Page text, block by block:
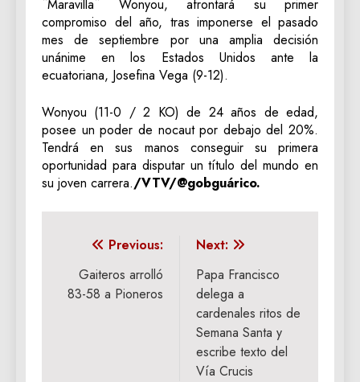
¨Maravilla¨ Wonyou, afrontará su primer
compromiso del año, tras imponerse el pasado
mes de septiembre por una amplia decisión
unánime en los Estados Unidos ante la
ecuatoriana, Josefina Vega (9-12).
Wonyou (11-0 / 2 KO) de 24 años de edad,
posee un poder de nocaut por debajo del 20%.
Tendrá en sus manos conseguir su primera
oportunidad para disputar un título del mundo en
su joven carrera./VTV/@gobguárico.
Navegación
de
entradas
Previous:
Gaiteros arrolló
83-58 a Pioneros
Next:
Papa Francisco
delega a
cardenales ritos de
Semana Santa y
escribe texto del
Vía Crucis